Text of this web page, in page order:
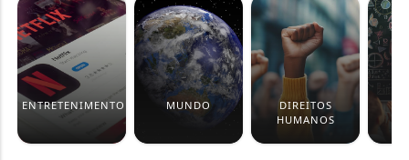
ENTRETENIMENTO MUNDO
DIREITOS
HUMANOS